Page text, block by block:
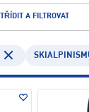
TŘÍDIT A FILTROVAT